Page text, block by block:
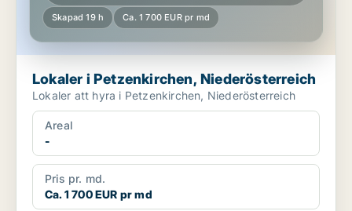
Skapad 19 h Ca. 1 700 EUR pr md
Lokaler i Petzenkirchen, Niederösterreich
Lokaler att hyra i Petzenkirchen, Niederösterreich
Areal
-
Pris pr. md.
Ca. 1 700 EUR pr md